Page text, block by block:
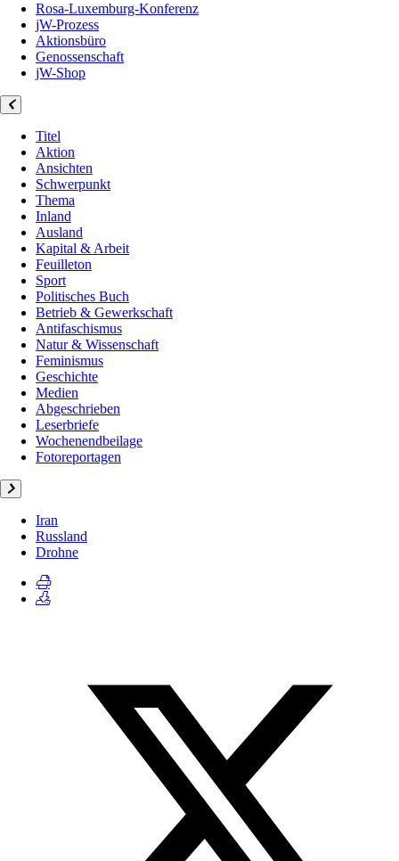
Rosa-Luxemburg-Konferenz
jW-Prozess
Aktionsbüro
Genossenschaft
jW-Shop
Titel
Aktion
Ansichten
Schwerpunkt
Thema
Inland
Ausland
Kapital & Arbeit
Feuilleton
Sport
Politisches Buch
Betrieb & Gewerkschaft
Antifaschismus
Natur & Wissenschaft
Feminismus
Geschichte
Medien
Abgeschrieben
Leserbriefe
Wochenendbeilage
Fotoreportagen
Iran
Russland
Drohne